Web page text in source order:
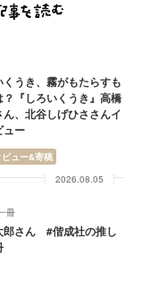
くうき、霧がもたらすも
？『しろいくうき』高橋
ん、北谷しげひささんイ
ュー
ビュー&寄稿
2026.08.05
冊
郎さん #偕成社の推し